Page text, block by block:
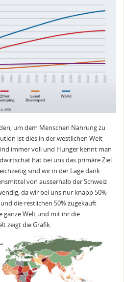
um dem Menschen Nahrung zu
ist dies in der westlichen Welt
immer voll und Hunger kennt man
hat bei uns das primäre Ziel
sind wir in der Lage dank
von ausserhalb der Schweiz
da wir bei uns nur knapp 50%
die restlichen 50% zugekauft
ganze Welt und mit ihr die
zeigt die Grafik.